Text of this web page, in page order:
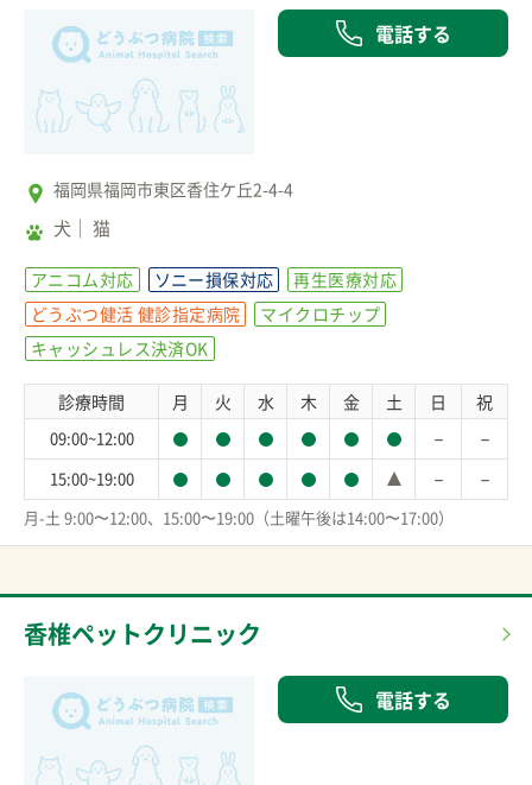
電話する
福岡県福岡市東区香住ケ丘2-4-4
犬 猫
アニコム対応 ソニー損保対応
再生医療対応
どうぶつ健活 健診指定病院
マイクロチップ
キャッシュレス決済OK
診療時間 月 火 水 木 金 土 日 祝
09:00~12:00 － －
15:00~19:00 － －
月-土 9:00〜12:00、15:00〜19:00（土曜午後は14:00〜17:00）
香椎ペットクリニック
電話する